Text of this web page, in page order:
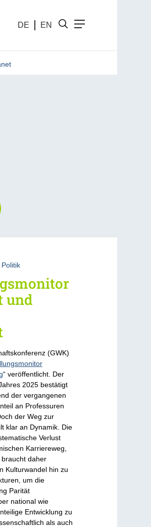
DE EN
Politik
und
(GWK)
“ veröffentlicht. Der
2025 bestätigt
der vergangenen
an Professuren
der Weg zur
klar an Dynamik. Die
Verlust
Karriereweg,
daher
Kulturwandel hin zu
um die
Parität
national wie
Entwicklung zu
als auch